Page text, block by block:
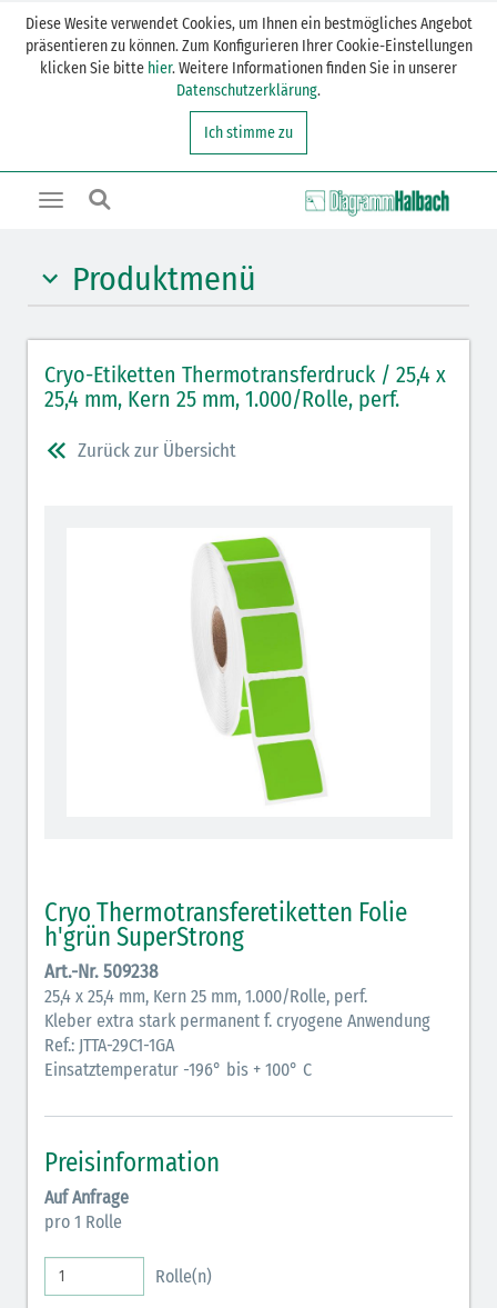
Diese Wesite verwendet Cookies, um Ihnen ein bestmögliches Angebot
präsentieren zu können. Zum Konfigurieren Ihrer Cookie-Einstellungen
klicken Sie bitte hier. Weitere Informationen finden Sie in unserer
Datenschutzerklärung.
Ich stimme zu
Toggle
Produktmenü
Cryo-Etiketten rechteckig + Klebepunkt
Cryo-Etiketten Klebepunkt
Cryo-Etiketten Frostüberklebung
Cryo-Etiketten Metallbeklebung
Cryo Sicherheits-/Verschlußetiketten
Cryo Etiketten automatische Etikettenspender
Cryo-Etiketten Thermotransferdruck / 25,4 x
25,4 mm, Kern 25 mm, 1.000/Rolle, perf.
Zurück zur Übersicht
Cryo Thermotransferetiketten Folie
h'grün SuperStrong
Art.-Nr. 509238
25,4 x 25,4 mm, Kern 25 mm, 1.000/Rolle, perf.
Kleber extra stark permanent f. cryogene Anwendung
Ref.: JTTA-29C1-1GA
Einsatztemperatur -196° bis + 100° C
Preisinformation
Auf Anfrage
pro 1 Rolle
Rolle(n)